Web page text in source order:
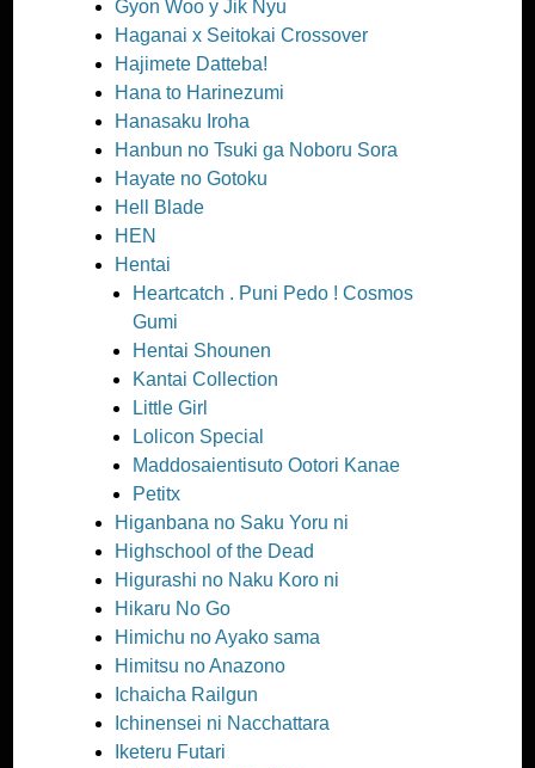
Gyon Woo y Jik Nyu
Haganai x Seitokai Crossover
Hajimete Datteba!
Hana to Harinezumi
Hanasaku Iroha
Hanbun no Tsuki ga Noboru Sora
Hayate no Gotoku
Hell Blade
HEN
Hentai
Heartcatch . Puni Pedo ! Cosmos
Gumi
Hentai Shounen
Kantai Collection
Little Girl
Lolicon Special
Maddosaientisuto Ootori Kanae
Petitx
Higanbana no Saku Yoru ni
Highschool of the Dead
Higurashi no Naku Koro ni
Hikaru No Go
Himichu no Ayako sama
Himitsu no Anazono
Ichaicha Railgun
Ichinensei ni Nacchattara
Iketeru Futari